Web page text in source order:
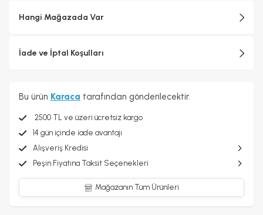
Hangi Mağazada Var
İade ve İptal Koşulları
Bu ürün Karaca tarafından gönderilecektir.
2500 TL ve üzeri ücretsiz kargo
14 gün içinde iade avantajı
Alışveriş Kredisi
Peşin Fiyatına Taksit Seçenekleri
Mağazanın Tüm Ürünleri